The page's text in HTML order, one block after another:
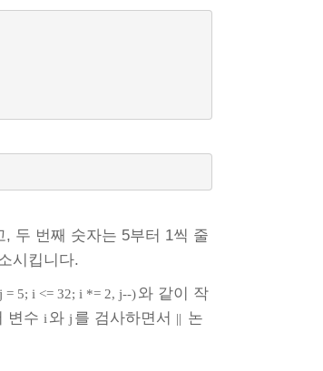
두 번째 숫자는 5부터 1씩 줄
시킵니다.
= 5; i <= 32; i *= 2, j--)와 같이 작
변수i 와j 를 검사하면서 || 논